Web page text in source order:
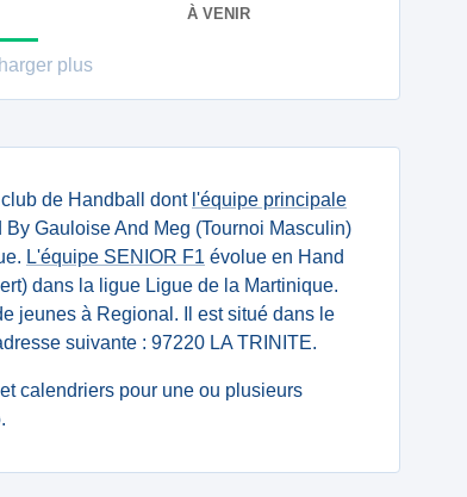
À VENIR
plus
de Handball dont l'équipe principale
Gauloise And Meg (Tournoi Masculin)
L'équipe SENIOR F1 évolue en Hand
dans la ligue Ligue de la Martinique.
jeunes à Regional. Il est situé dans le
suivante : 97220 LA TRINITE.
calendriers pour une ou plusieurs